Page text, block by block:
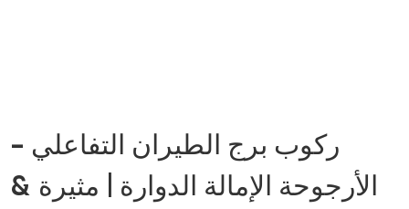
ركوب برج الطيران التفاعلي -
الأرجوحة الإمالة الدوارة | مثيرة &